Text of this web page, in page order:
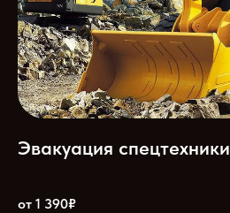
Эвакуация спецтехники
от 1 390₽